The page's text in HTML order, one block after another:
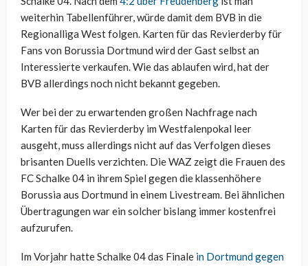
weiterhin Tabellenführer, würde damit dem BVB in die
Regionalliga West folgen. Karten für das Revierderby für
Fans von Borussia Dortmund wird der Gast selbst an
Interessierte verkaufen. Wie das ablaufen wird, hat der
BVB allerdings noch nicht bekannt gegeben.
Wer bei der zu erwartenden großen Nachfrage nach
Karten für das Revierderby im Westfalenpokal leer
ausgeht, muss allerdings nicht auf das Verfolgen dieses
brisanten Duells verzichten. Die WAZ zeigt die Frauen des
FC Schalke 04 in ihrem Spiel gegen die klassenhöhere
Borussia aus Dortmund in einem Livestream. Bei ähnlichen
Übertragungen war ein solcher bislang immer kostenfrei
aufzurufen.
Im Vorjahr hatte Schalke 04 das Finale in Dortmund gegen